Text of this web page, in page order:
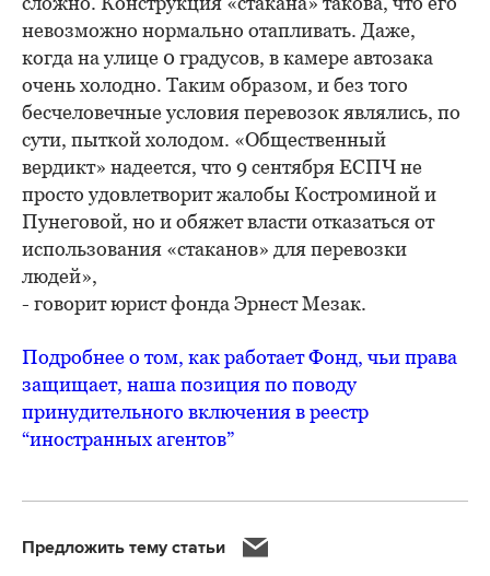
невозможно нормально отапливать. Даже,
когда на улице 0 градусов, в камере автозака
очень холодно. Таким образом, и без того
бесчеловечные условия перевозок являлись, по
сути, пыткой холодом. «Общественный
вердикт» надеется, что 9 сентября ЕСПЧ не
просто удовлетворит жалобы Костроминой и
Пунеговой, но и обяжет власти отказаться от
использования «стаканов» для перевозки
людей»,
- говорит юрист фонда Эрнест Мезак.
Подробнее о том, как работает Фонд, чьи права
защищает, наша позиция по поводу
принудительного включения в реестр
“иностранных агентов”
Предложить тему статьи